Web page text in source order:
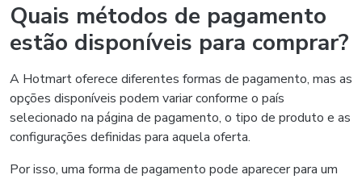
Quais métodos de pagamento
estão disponíveis para comprar?
A Hotmart oferece diferentes formas de pagamento, mas as
opções disponíveis podem variar conforme o país
selecionado na página de pagamento, o tipo de produto e as
configurações definidas para aquela oferta.
Por isso, uma forma de pagamento pode aparecer para um